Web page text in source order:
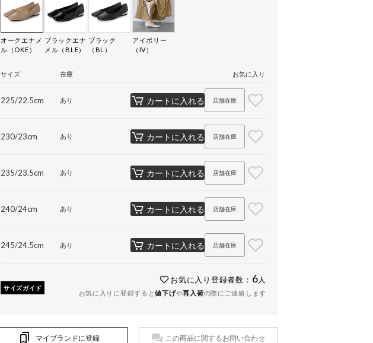
オークエナメ
ル（OKE）
ブラックエナ
メル（BLE）
ブラック
（BL）
アイボリー
（IV）
サイズ 在庫 お気に入り
225/22.5cm あり カートに入れる 店舗在庫
230/23cm あり カートに入れる 店舗在庫
235/23.5cm あり カートに入れる 店舗在庫
240/24cm あり カートに入れる 店舗在庫
245/24.5cm あり カートに入れる 店舗在庫
サイズガイド
お気に入り登録者数： 6 人
お気に入りに登録すると値下げや再入荷の際にご連絡します
マイブランドに登録 この商品に関するお問い合わせ